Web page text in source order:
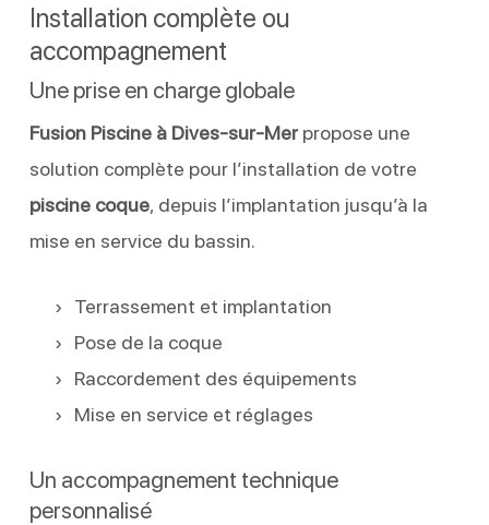
Installation complète ou
accompagnement
Une prise en charge globale
Fusion Piscine à Dives-sur-Merpropose une
solution complète pour l’installation de votre
piscine coque, depuis l’implantation jusqu’à la
mise en service du bassin.
Terrassement et implantation
Pose de la coque
Raccordement des équipements
Mise en service et réglages
Un accompagnement technique
personnalisé